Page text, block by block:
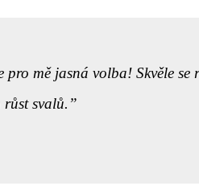
pro mě jasná volba! Skvěle
svalů.